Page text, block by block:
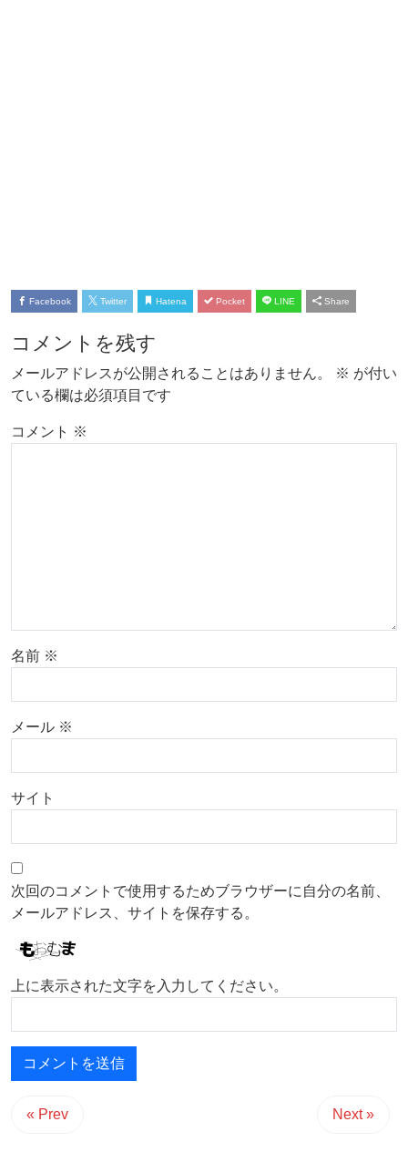
Facebook Twitter Hatena Pocket LINE Share
コメントを残す
メールアドレスが公開されることはありません。 ※ が付い
ている欄は必須項目です
コメント ※
名前 ※
メール ※
サイト
次回のコメントで使用するためブラウザーに自分の名前、
メールアドレス、サイトを保存する。
上に表示された文字を入力してください。
« Prev Next »